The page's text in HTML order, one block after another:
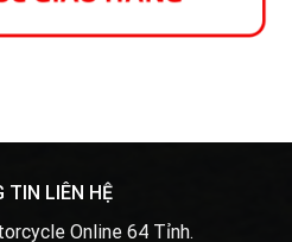
TIN LIÊN HỆ
Online 64 Tỉnh.